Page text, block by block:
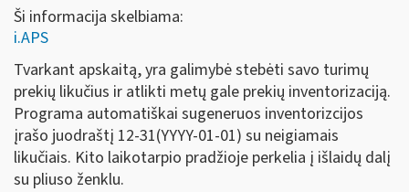
Ši informacija skelbiama:
i.APS
Tvarkant apskaitą, yra galimybė stebėti savo turimų
prekių likučius ir atlikti metų gale prekių inventorizaciją.
Programa automatiškai sugeneruos inventorizcijos
įrašo juodraštį 12-31(YYYY-01-01) su neigiamais
likučiais. Kito laikotarpio pradžioje perkelia į išlaidų dalį
su pliuso ženklu.